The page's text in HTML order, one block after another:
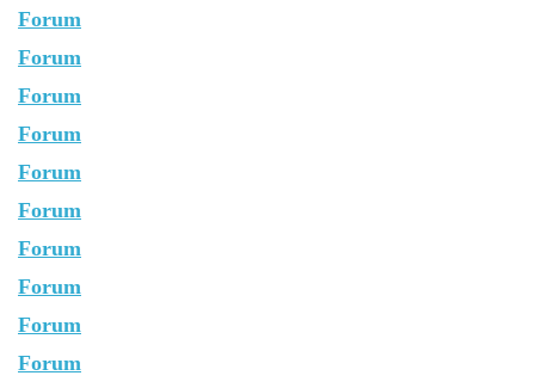
Forum
Forum
Forum
Forum
Forum
Forum
Forum
Forum
Forum
Forum